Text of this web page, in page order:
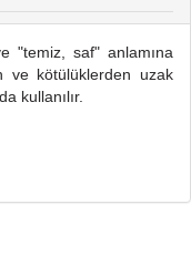
"temiz, saf" anlamına
ve kötülüklerden uzak
kullanılır.